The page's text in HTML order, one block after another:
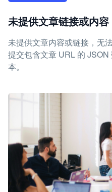
未提供文章链接或内容
未提供文章内容或链接，无
提交包含文章 URL 的
本。